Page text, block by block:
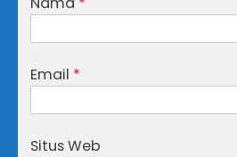
Email *
Situs Web